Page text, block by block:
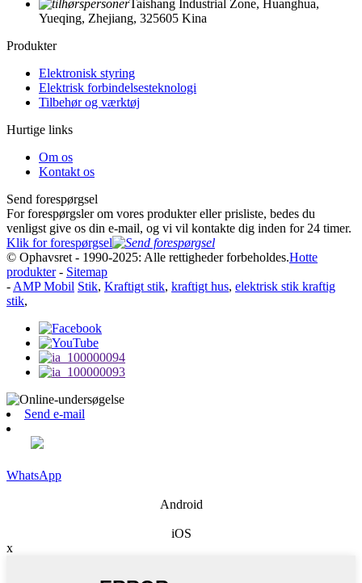
Taishang Industrial Zone, Huanghua,
Yueqing, Zhejiang, 325605 Kina
Produkter
Elektronisk styring
Elektrisk forbindelsesteknologi
Tilbehør og værktøj
Hurtige links
Om os
Kontakt os
Send forespørgsel
For forespørgsler om vores produkter eller prisliste, bedes du
venligst give os din e-mail, og vi vil kontakte dig inden for 24 timer.
Klik for forespørgsel
© Ophavsret - 1990-2025: Alle rettigheder forbeholdes.Hotte
produkter- Sitemap
- AMP Mobil Stik, Kraftigt stik, kraftigt hus, elektrisk stik kraftig
stik,
Send e-mail
WhatsApp
Android
iOS
x